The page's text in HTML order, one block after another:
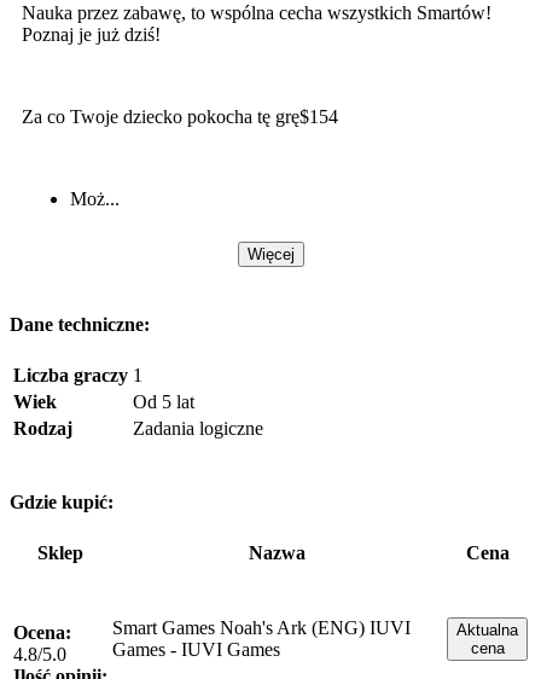
Nauka przez zabawę, to wspólna cecha wszystkich Smartów!
Poznaj je już dziś!
Za co Twoje dziecko pokocha tę grę$154
Moż...
Więcej
Dane techniczne:
Liczba graczy 1
Wiek
Od 5 lat
Rodzaj
Zadania logiczne
Gdzie kupić:
Sklep Nazwa Cena
Ocena:
4.8/5.0
Smart Games Noah's Ark (ENG) IUVI
Games - IUVI Games
Aktualna
cena